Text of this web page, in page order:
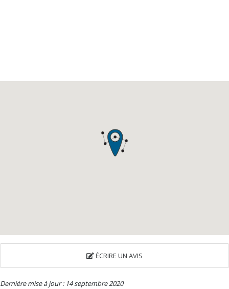
ÉCRIRE UN AVIS
Dernière mise à jour : 14 septembre 2020